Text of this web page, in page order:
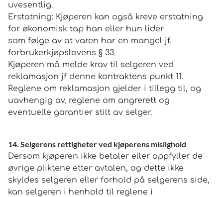
uvesentlig.
Erstatning: Kjøperen kan også kreve erstatning
for økonomisk tap han eller hun lider
som følge av at varen har en mangel jf.
forbrukerkjøpslovens § 33.
Kjøperen må melde krav til selgeren ved
reklamasjon jf denne kontraktens punkt 11.
Reglene om reklamasjon gjelder i tillegg til, og
uavhengig av, reglene om angrerett og
eventuelle garantier stilt av selger.
14. Selgerens rettigheter ved kjøperens mislighold
Dersom kjøperen ikke betaler eller oppfyller de
øvrige pliktene etter avtalen, og dette ikke
skyldes selgeren eller forhold på selgerens side,
kan selgeren i henhold til reglene i